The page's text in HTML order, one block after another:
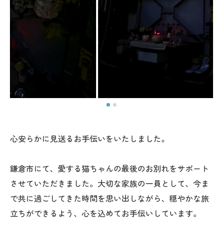
心安らかに見送るお手伝いをいたしました。
鎌倉市にて、愛する猫ちゃんの最後のお別れをサポート
させていただきました。大切な家族の一員として、今ま
で共に過ごしてきた時間を思い出しながら、穏やかな旅
立ちができるよう、心を込めてお手伝いしています。